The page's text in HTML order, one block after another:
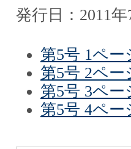
発行日：2011年
第5号 1ペー
第5号 2ペー
第5号 3ペー
第5号 4ペー